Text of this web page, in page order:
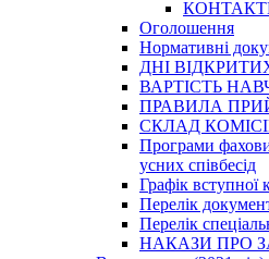
Оголошення
Нормативні
ДНІ
ВАРТІСТЬ
ПРАВИЛА
СКЛАД КОМІСІЙ
Програми
усних співбесід
Графік вступної
Перелік
Перелік
НАКАЗИ ПРО